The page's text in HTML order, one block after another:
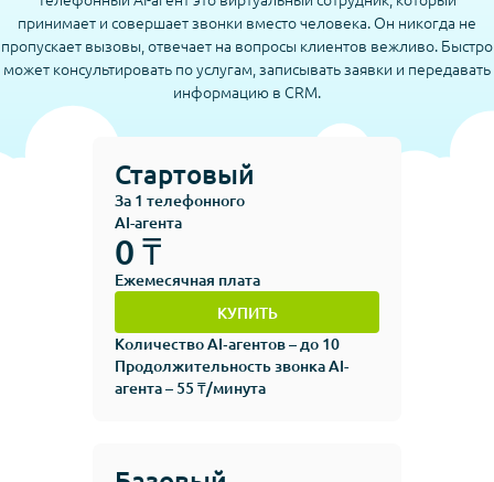
принимает и совершает звонки вместо человека. Он никогда не
пропускает вызовы, отвечает на вопросы клиентов вежливо. Быстро
может консультировать по услугам, записывать заявки и передавать
информацию в CRM.
Стартовый
За 1 телефонного
AI-агента
0 ₸
Ежемесячная плата
КУПИТЬ
Количество AI‑агентов – до 10
Продолжительность звонка AI-
агента – 55 ₸/минута